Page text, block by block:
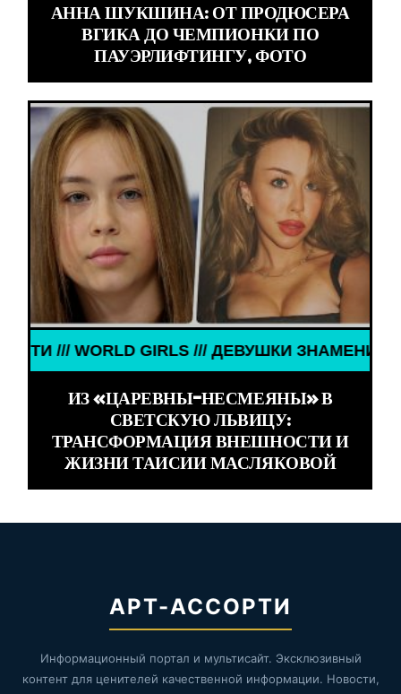
АННА ШУКШИНА: ОТ ПРОДЮСЕРА
ВГИКА ДО ЧЕМПИОНКИ ПО
ПАУЭРЛИФТИНГУ, ФОТО
/// WORLD GIRLS /// ДЕВУШКИ
ИЗ «ЦАРЕВНЫ-НЕСМЕЯНЫ» В
СВЕТСКУЮ ЛЬВИЦУ:
ТРАНСФОРМАЦИЯ ВНЕШНОСТИ И
ЖИЗНИ ТАИСИИ МАСЛЯКОВОЙ
АРТ-АССОРТИ
Информационный портал и мультисайт. Эксклюзивный
контент для ценителей качественной информации. Новости,